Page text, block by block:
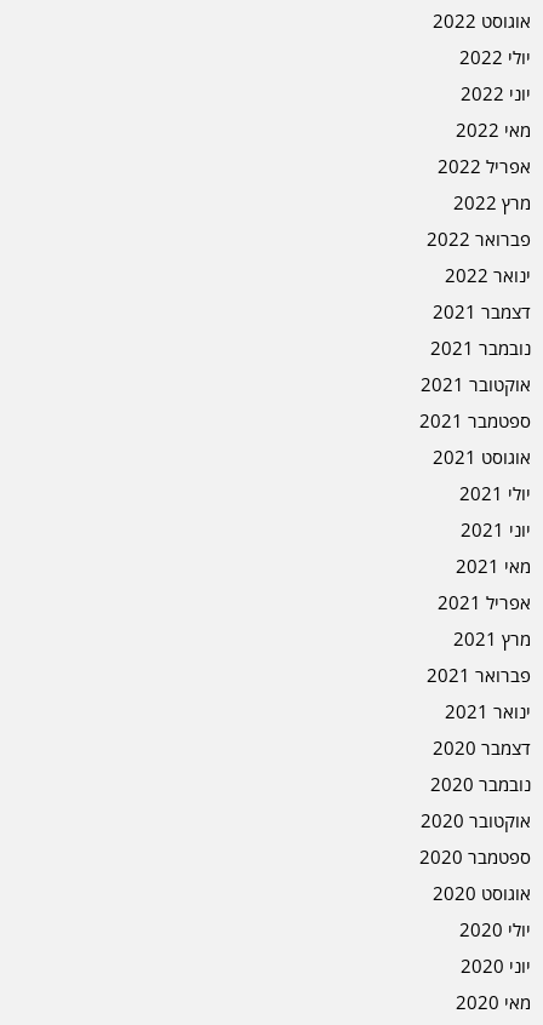
אוגוסט 2022
יולי 2022
יוני 2022
מאי 2022
אפריל 2022
מרץ 2022
פברואר 2022
ינואר 2022
דצמבר 2021
נובמבר 2021
אוקטובר 2021
ספטמבר 2021
אוגוסט 2021
יולי 2021
יוני 2021
מאי 2021
אפריל 2021
מרץ 2021
פברואר 2021
ינואר 2021
דצמבר 2020
נובמבר 2020
אוקטובר 2020
ספטמבר 2020
אוגוסט 2020
יולי 2020
יוני 2020
מאי 2020